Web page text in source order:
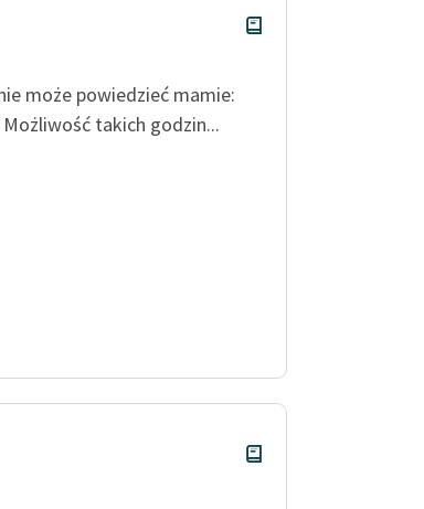
może powiedzieć mamie:
takich godzin...